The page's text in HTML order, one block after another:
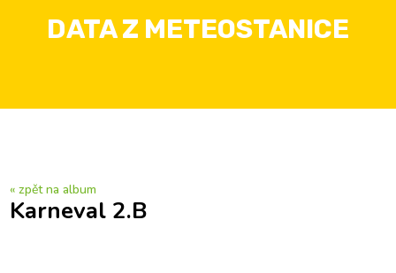
DATA Z METEOSTANICE
« zpět na album
Karneval 2.B